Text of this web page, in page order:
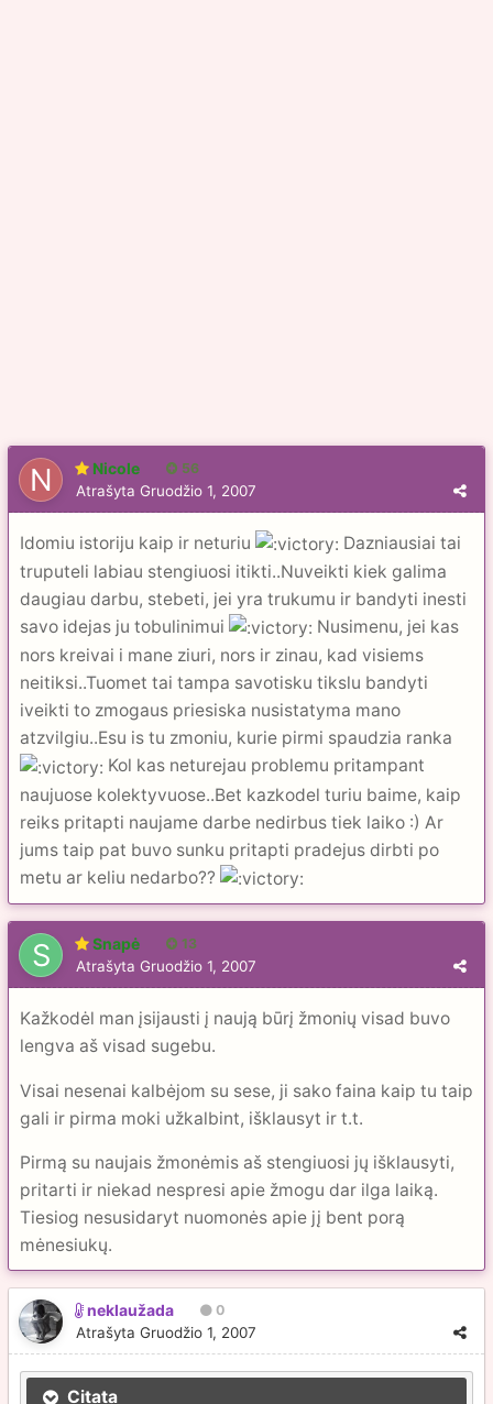
Nicole 56
Atrašyta Gruodžio 1, 2007
Idomiu istoriju kaip ir neturiu
Dazniausiai tai
truputeli labiau stengiuosi itikti..Nuveikti kiek galima
daugiau darbu, stebeti, jei yra trukumu ir bandyti inesti
savo idejas ju tobulinimui
Nusimenu, jei kas
nors kreivai i mane ziuri, nors ir zinau, kad visiems
neitiksi..Tuomet tai tampa savotisku tikslu bandyti
iveikti to zmogaus priesiska nusistatyma mano
atzvilgiu..Esu is tu zmoniu, kurie pirmi spaudzia ranka
Kol kas neturejau problemu pritampant
naujuose kolektyvuose..Bet kazkodel turiu baime, kaip
reiks pritapti naujame darbe nedirbus tiek laiko :) Ar
jums taip pat buvo sunku pritapti pradejus dirbti po
metu ar keliu nedarbo??
Snapė 13
Atrašyta Gruodžio 1, 2007
Kažkodėl man įsijausti į naują būrį žmonių visad buvo
lengva aš visad sugebu.
Visai nesenai kalbėjom su sese, ji sako faina kaip tu taip
gali ir pirma moki užkalbint, išklausyt ir t.t.
Pirmą su naujais žmonėmis aš stengiuosi jų išklausyti,
pritarti ir niekad nespresi apie žmogu dar ilga laiką.
Tiesiog nesusidaryt nuomonės apie jį bent porą
mėnesiukų.
neklaužada 0
Atrašyta Gruodžio 1, 2007
Citata